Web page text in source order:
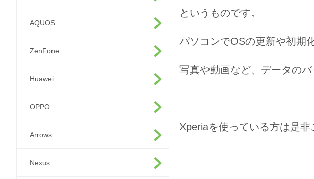
AQUOS
ZenFone
Huawei
OPPO
Arrows
Nexus
というものです。
パソコンでOSの更新や初期
写真や動画など、データの
Xperiaを使っている方は是